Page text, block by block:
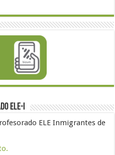
ELE-I
ELE Inmigrantes de